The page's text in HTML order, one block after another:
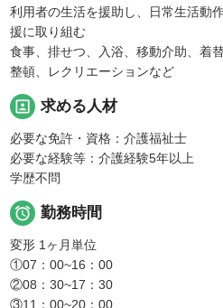
利用者の生活を援助し、日常生活動
援に取り組む
食事、排せつ、入浴、移動介助、着
整頓、レクリエーションなど
portrait 求める人材
必要な免許・資格：介護福祉士
必要な経験等：介護経験5年以上
学歴不問
 勤務時間
変形 1ヶ月単位
①07：00~16：00
②08：30~17：30
③11：00~20：00